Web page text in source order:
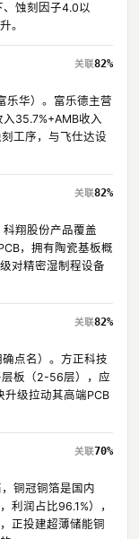
蚀刻因子4.0以
。
82%
乐华）。富乐德主营
35.7%+AMB收入
工序，与飞仕达设
82%
翔股份产品覆盖
，拥有陶瓷基板概
对精密湿制程设备
82%
点名）。方正科技
层板（2-56层），应
升级拉动其高端PCB
70%
铜冠铜箔是国内
利润占比96.1%），
正投建超薄储能铜